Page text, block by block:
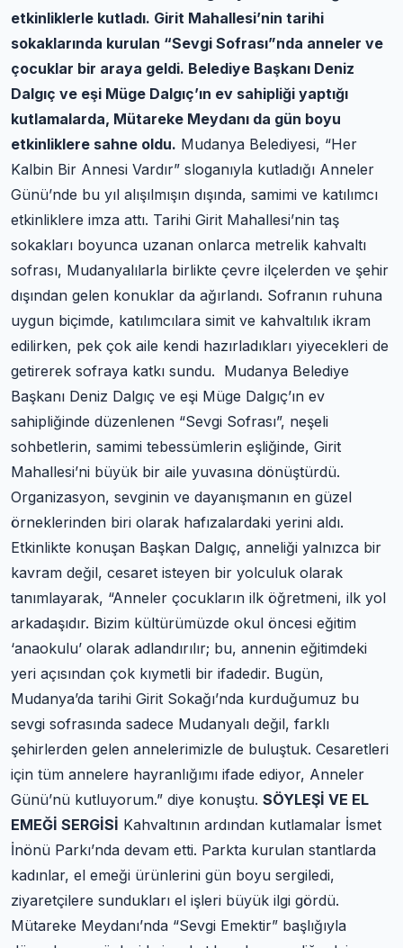
etkinliklerle kutladı. Girit Mahallesi’nin tarihi
sokaklarında kurulan “Sevgi Sofrası”nda anneler ve
çocuklar bir araya geldi. Belediye Başkanı Deniz
Dalgıç ve eşi Müge Dalgıç’ın ev sahipliği yaptığı
kutlamalarda, Mütareke Meydanı da gün boyu
etkinliklere sahne oldu. Mudanya Belediyesi, “Her
Kalbin Bir Annesi Vardır” sloganıyla kutladığı Anneler
Günü’nde bu yıl alışılmışın dışında, samimi ve katılımcı
etkinliklere imza attı. Tarihi Girit Mahallesi’nin taş
sokakları boyunca uzanan onlarca metrelik kahvaltı
sofrası, Mudanyalılarla birlikte çevre ilçelerden ve şehir
dışından gelen konuklar da ağırlandı. Sofranın ruhuna
uygun biçimde, katılımcılara simit ve kahvaltılık ikram
edilirken, pek çok aile kendi hazırladıkları yiyecekleri de
getirerek sofraya katkı sundu. Mudanya Belediye
Başkanı Deniz Dalgıç ve eşi Müge Dalgıç’ın ev
sahipliğinde düzenlenen “Sevgi Sofrası”, neşeli
sohbetlerin, samimi tebessümlerin eşliğinde, Girit
Mahallesi’ni büyük bir aile yuvasına dönüştürdü.
Organizasyon, sevginin ve dayanışmanın en güzel
örneklerinden biri olarak hafızalardaki yerini aldı.
Etkinlikte konuşan Başkan Dalgıç, anneliği yalnızca bir
kavram değil, cesaret isteyen bir yolculuk olarak
tanımlayarak, “Anneler çocukların ilk öğretmeni, ilk yol
arkadaşıdır. Bizim kültürümüzde okul öncesi eğitim
‘anaokulu’ olarak adlandırılır; bu, annenin eğitimdeki
yeri açısından çok kıymetli bir ifadedir. Bugün,
Mudanya’da tarihi Girit Sokağı’nda kurduğumuz bu
sevgi sofrasında sadece Mudanyalı değil, farklı
şehirlerden gelen annelerimizle de buluştuk. Cesaretleri
için tüm annelere hayranlığımı ifade ediyor, Anneler
Günü’nü kutluyorum.” diye konuştu. SÖYLEŞİ VE EL
EMEĞİ SERGİSİ Kahvaltının ardından kutlamalar İsmet
İnönü Parkı’nda devam etti. Parkta kurulan stantlarda
kadınlar, el emeği ürünlerini gün boyu sergiledi,
ziyaretçilere sundukları el işleri büyük ilgi gördü.
Mütareke Meydanı’nda “Sevgi Emektir” başlığıyla